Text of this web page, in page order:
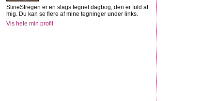
StineStregen er en slags tegnet dagbog, den er fuld af
mig. Du kan se flere af mine tegninger under links.
Vis hele min profil